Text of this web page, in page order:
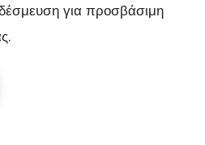
δέσμευση για προσβάσιμη